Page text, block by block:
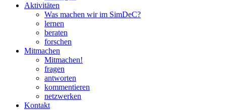
Aktivitäten
Was machen wir im SimDeC?
lernen
beraten
forschen
Mitmachen
Mitmachen!
fragen
antworten
kommentieren
netzwerken
Kontakt